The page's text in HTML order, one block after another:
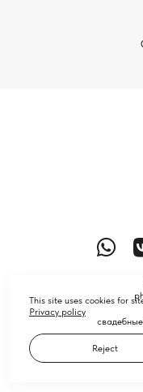
This site uses cookies for
Privacy policy
Reject